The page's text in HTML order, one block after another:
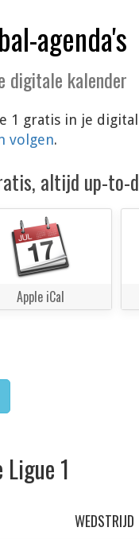
agenda's
digitale kalender
1 gratis in je
volgen.
altijd up-to-
Apple iCal
1
WEDSTRIJD